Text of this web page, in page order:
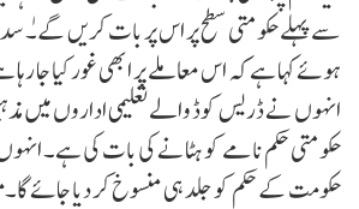
سے پہلے حکومتی سطح پر اس پر بات کریں گے۔ٰ
ہوئے کہا ہے کہ اس معاملے پر ابھی غور کیا جا
انہوں نے ڈریس کوڈ والے تعلیمی اداروں میں
حکومتی حکم نامے کو ہٹانے کی بات کی ہے۔
حکومت کے حکم کو جلد ہی منسوخ کر دیا جائے